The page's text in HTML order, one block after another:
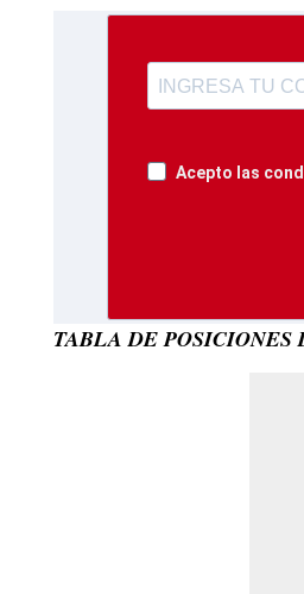
Acepto las
TABLA DE